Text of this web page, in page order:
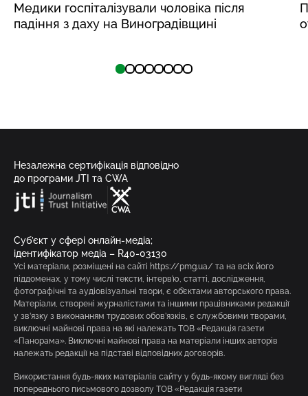
Медики госпіталізували чоловіка після
падіння з даху на Виноградівщині
Незалежна сертифікація відповідно
до програми JTI та CWA
Суб’єкт у сфері онлайн-медіа;
ідентифікатор медіа – R40-03130
Усі матеріали, розміщені на сайті https://pmg.ua/ та на всіх його
піддоменах, у тому числі тексти, інтерв’ю, статті, дослідження,
фотографічні та аудіовізуальні твори, є об’єктами авторського права.
Матеріали, створені журналістами та іншими працівниками редакції
у зв’язку з виконанням трудових обов’язків, є службовими творами,
виключні майнові права на які належать ТОВ «Редакція газети
«Панорама». Виключні майнові права на матеріали інших авторів
належать редакції на підставі відповідних договорів.
Використання будь-яких матеріалів сайту у будь-якому вигляді без
попереднього письмового дозволу ТОВ «Редакція газети